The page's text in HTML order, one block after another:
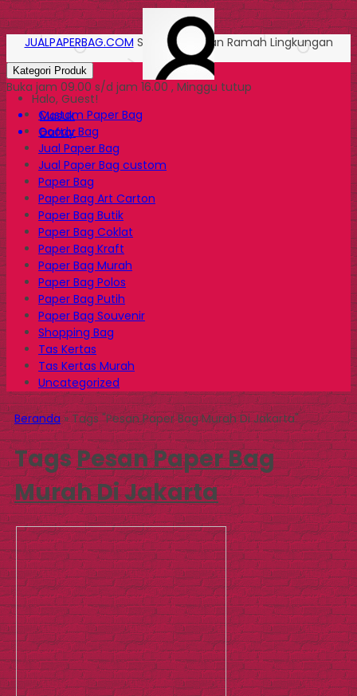
Halo, Guest!
Masuk
Daftar
JUALPAPERBAG.COM Solusi Kemasan Ramah Lingkungan
Kategori Produk
Buka jam 09.00 s/d jam 16.00 , Minggu tutup
Custom Paper Bag
Goody Bag
Jual Paper Bag
Jual Paper Bag custom
Paper Bag
Paper Bag Art Carton
Paper Bag Butik
Paper Bag Coklat
Paper Bag Kraft
Paper Bag Murah
Paper Bag Polos
Paper Bag Putih
Paper Bag Souvenir
Shopping Bag
Tas Kertas
Tas Kertas Murah
Uncategorized
Beranda»Tags "Pesan Paper Bag Murah Di Jakarta"
TagsPesan Paper Bag
Murah Di Jakarta